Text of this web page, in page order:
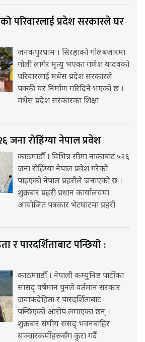
परिवारलाई प्रदेश सरकारले घर
जनकपुरधाम । सिरहाको गोलबजारमा
गोली लागेर मृत्यु भएका गणेश यादवको
परिवारलाई मधेस प्रदेश सरकारले
पक्की घर निर्माण गरिदिने भएको छ ।
मधेस प्रदेश सरकारका शिक्षा
जना रोहिंग्या नेपाल प्रवेश
काठमाडौँ । विभिन्न सीमा नाकाबाट ५२६
जना रोहिंग्या नेपाल प्रवेश गरेको
पाइएको नेपाल प्रहरीले जनाएको छ ।
शुक्रबार प्रहरी प्रधान कार्यालयमा
आयोजित पत्रकार भेटघाटमा प्रहरी
र पारदर्शिताबाट पन्छियो :
काठमााडौँ । नेपाली कम्युनिष्ट पार्टीका
सांसद् वर्षमान पुनले वर्तमान सरकार
जवाफदेहिता र पारदर्शिताबाट
पन्छिएको आरोप लगाएका छन् ।
शुक्रबार संघीय संसद् भवनबाहिर
सञ्चारकर्मीहरूसँग कुरा गर्दै